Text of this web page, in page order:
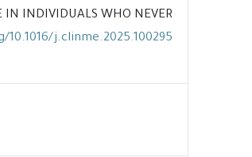
IN INDIVIDUALS WHO NEVER
j.clinme.2025.100295